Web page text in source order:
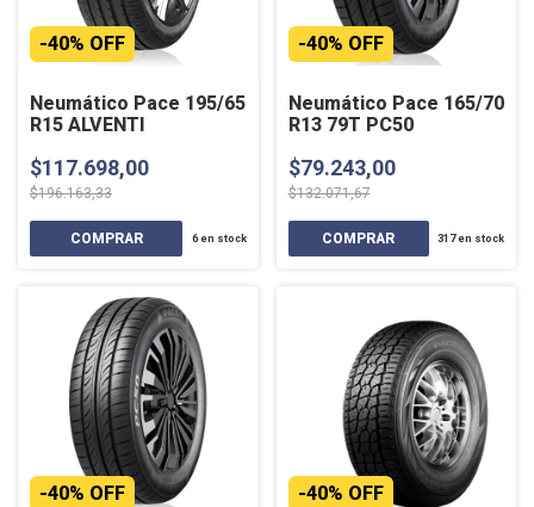
Neumático Pace 195/65
R15 ALVENTI
-40% OFF
$117.698,00
$196.163,33
6en stock
Neumático Pace 165/70
R13 79T PC50
-40% OFF
$79.243,00
$132.071,67
317en stock
-40% OFF -40% OFF